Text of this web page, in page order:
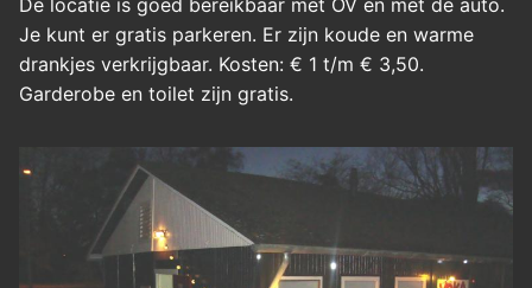
Je kunt er gratis parkeren. Er zijn koude en warme
drankjes verkrijgbaar. Kosten: € 1 t/m € 3,50.
Garderobe en toilet zijn gratis.